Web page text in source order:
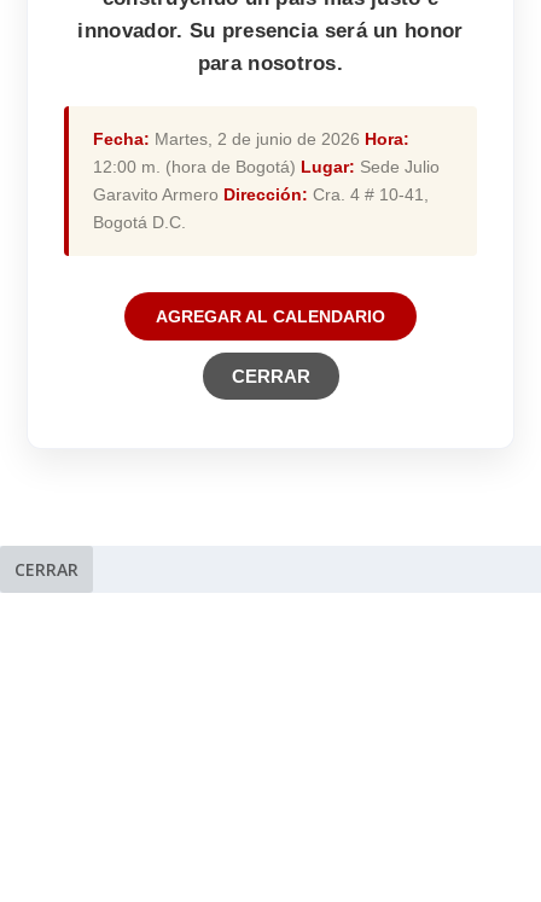
innovador. Su presencia será un honor
para nosotros.
Fecha: Martes, 2 de junio de 2026 Hora:
12:00 m. (hora de Bogotá) Lugar: Sede Julio
Garavito Armero Dirección: Cra. 4 # 10-41,
Bogotá D.C.
AGREGAR AL CALENDARIO
CERRAR
CERRAR